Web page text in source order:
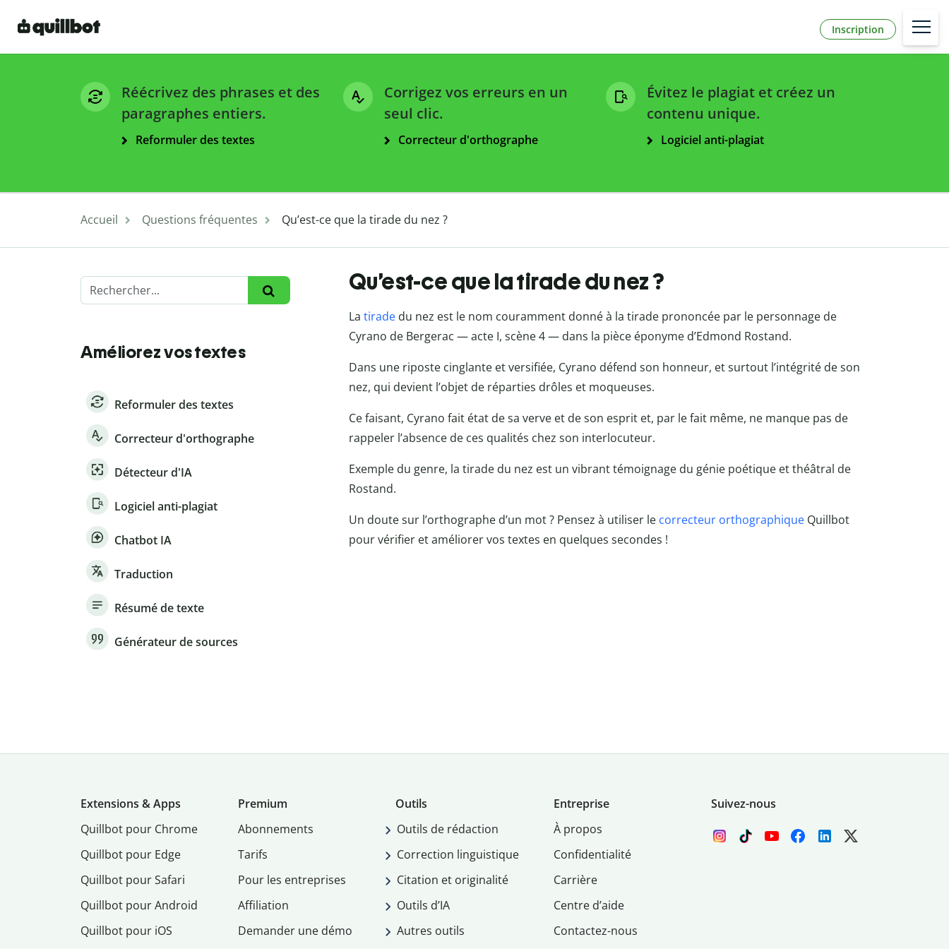
Inscription
Réécrivez des phrases et des
paragraphes entiers.
Reformuler des textes
Corrigez vos erreurs en un
seul clic.
Correcteur d'orthographe
Évitez le plagiat et créez un
contenu unique.
Logiciel anti-plagiat
Accueil Questions fréquentes Qu’est-ce que la tirade du nez ?
Améliorez vos textes
Reformuler des textes
Correcteur d'orthographe
Détecteur d'IA
Logiciel anti-plagiat
Chatbot IA
Traduction
Résumé de texte
Générateur de sources
Qu’est-ce que la tirade du nez ?
La tiradedu nez est le nom couramment donné à la tirade prononcée par le personnage de
Cyrano de Bergerac — acte I, scène 4 — dans la pièce éponyme d’Edmond Rostand.
Dans une riposte cinglante et versifiée, Cyrano défend son honneur, et surtout l’intégrité de son
nez, qui devient l’objet de réparties drôles et moqueuses.
Ce faisant, Cyrano fait état de sa verve et de son esprit et, par le fait même, ne manque pas de
rappeler l’absence de ces qualités chez son interlocuteur.
Exemple du genre, la tirade du nez est un vibrant témoignage du génie poétique et théâtral de
Rostand.
Un doute sur l’orthographe d’un mot ? Pensez à utiliser lecorrecteur orthographiqueQuillbot
pour vérifier et améliorer vos textes en quelques secondes !
Extensions & Apps
Quillbot pour Chrome
Quillbot pour Edge
Quillbot pour Safari
Quillbot pour Android
Quillbot pour iOS
Premium
Abonnements
Tarifs
Pour les entreprises
Affiliation
Demander une démo
Outils
Outils de rédaction
Correction linguistique
Citation et originalité
Outils d’IA
Autres outils
Entreprise
À propos
Confidentialité
Carrière
Centre d’aide
Contactez-nous
Suivez-nous